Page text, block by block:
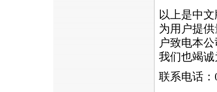
以上是中
为用户提
户致电本
我们也竭
联系电话：